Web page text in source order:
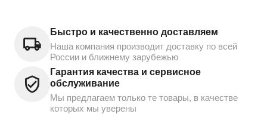
Быстро и качественно доставляем
Наша компания производит доставку по всей
России и ближнему зарубежью
Гарантия качества и сервисное
обслуживание
Мы предлагаем только те товары, в качестве
которых мы уверены